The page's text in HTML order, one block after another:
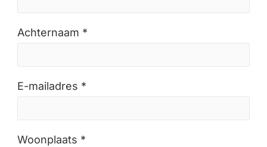
Achternaam *
E-mailadres *
Woonplaats *